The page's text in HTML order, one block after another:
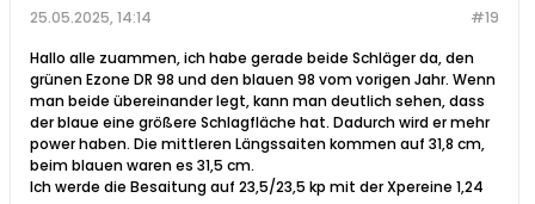
#19
25.05.2025, 14:14
Hallo alle zuammen, ich habe gerade beide Schläger da, den
grünen Ezone DR 98 und den blauen 98 vom vorigen Jahr. Wenn
man beide übereinander legt, kann man deutlich sehen, dass
der blaue eine größere Schlagfläche hat. Dadurch wird er mehr
power haben. Die mittleren Längssaiten kommen auf 31,8 cm,
beim blauen waren es 31,5 cm.
Ich werde die Besaitung auf 23,5/23,5 kp mit der Xpereine 1,24